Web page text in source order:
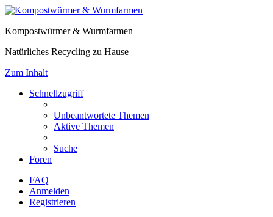
Kompostwürmer & Wurmfarmen
Natürliches Recycling zu Hause
Zum Inhalt
Schnellzugriff
Unbeantwortete Themen
Aktive Themen
Suche
Foren
FAQ
Anmelden
Registrieren